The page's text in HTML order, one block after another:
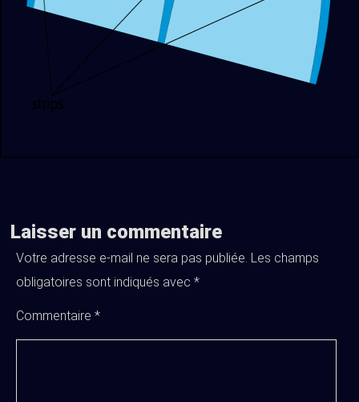
Laisser un commentaire
Votre adresse e-mail ne sera pas publiée. Les champs
obligatoires sont indiqués avec *
Commentaire *